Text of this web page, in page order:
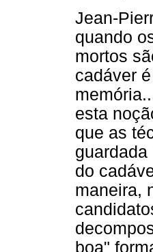
Jean-
quando
mortos
cadáver
esta
que as
do
maneira,
boa"